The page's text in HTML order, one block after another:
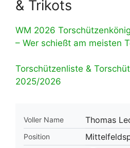
& Trikots
WM 2026
– Wer schießt am meisten
Torschützenliste &
2025/2026
Voller Name Thomas
Position